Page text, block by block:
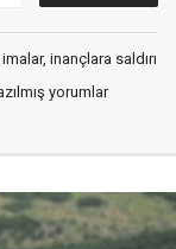
inançlara saldırı
yorumlar